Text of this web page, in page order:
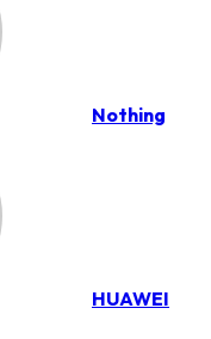
Nothing
HUAWEI